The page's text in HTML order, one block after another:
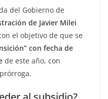
del Gobierno de
de Javier Milei
el objetivo de que se
con fecha de
de este año, con